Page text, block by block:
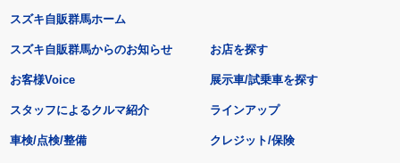
スズキ自販群馬ホーム
スズキ自販群馬からのお知らせ
お客様Voice
スタッフによるクルマ紹介
お店を探す
展示車/試乗車を探す
ラインアップ
車検/点検/整備 クレジット/保険